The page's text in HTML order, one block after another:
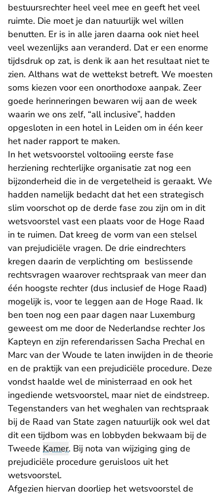
bestuursrechter heel veel mee en geeft het veel
ruimte. Die moet je dan natuurlijk wel willen
benutten. Er is in alle jaren daarna ook niet heel
veel wezenlijks aan veranderd. Dat er een enorme
tijdsdruk op zat, is denk ik aan het resultaat niet te
zien. Althans wat de wettekst betreft. We moesten
soms kiezen voor een onorthodoxe aanpak. Zeer
goede herinneringen bewaren wij aan de week
waarin we ons zelf, “all inclusive”, hadden
opgesloten in een hotel in Leiden om in één keer
het nader rapport te maken.
In het wetsvoorstel voltooiing eerste fase
herziening rechterlijke organisatie zat nog een
bijzonderheid die in de vergetelheid is geraakt. We
hadden namelijk bedacht dat het een strategisch
slim voorschot op de derde fase zou zijn om in dit
wetsvoorstel vast een plaats voor de Hoge Raad
in te ruimen. Dat kreeg de vorm van een stelsel
van prejudiciële vragen. De drie eindrechters
kregen daarin de verplichting om beslissende
rechtsvragen waarover rechtspraak van meer dan
één hoogste rechter (dus inclusief de Hoge Raad)
mogelijk is, voor te leggen aan de Hoge Raad. Ik
ben toen nog een paar dagen naar Luxemburg
geweest om me door de Nederlandse rechter Jos
Kapteyn en zijn referendarissen Sacha Prechal en
Marc van der Woude te laten inwijden in de theorie
en de praktijk van een prejudiciële procedure. Deze
vondst haalde wel de ministerraad en ook het
ingediende wetsvoorstel, maar niet de eindstreep.
Tegenstanders van het weghalen van rechtspraak
bij de Raad van State zagen natuurlijk ook wel dat
dit een tijdbom was en lobbyden bekwaam bij de
Tweede Kamer. Bij nota van wijziging ging de
prejudiciële procedure geruisloos uit het
wetsvoorstel.
Afgezien hiervan doorliep het wetsvoorstel de